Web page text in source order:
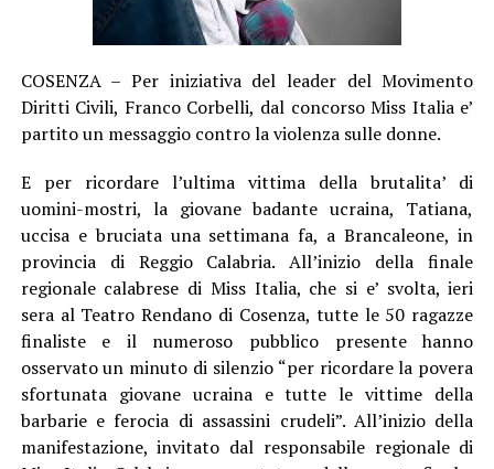
COSENZA – Per iniziativa del leader del Movimento
Diritti Civili, Franco Corbelli, dal concorso Miss Italia e’
partito un messaggio contro la violenza sulle donne.
E per ricordare l’ultima vittima della brutalita’ di
uomini-mostri, la giovane badante ucraina, Tatiana,
uccisa e bruciata una settimana fa, a Brancaleone, in
provincia di Reggio Calabria. All’inizio della finale
regionale calabrese di Miss Italia, che si e’ svolta, ieri
sera al Teatro Rendano di Cosenza, tutte le 50 ragazze
finaliste e il numeroso pubblico presente hanno
osservato un minuto di silenzio “per ricordare la povera
sfortunata giovane ucraina e tutte le vittime della
barbarie e ferocia di assassini crudeli”. All’inizio della
manifestazione, invitato dal responsabile regionale di